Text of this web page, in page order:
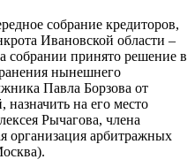
собрание кредиторов,
Ивановской области –
принято решение в
нынешнего
Павла Борзова от
назначить на его место
Рычагова, члена
организация арбитражных